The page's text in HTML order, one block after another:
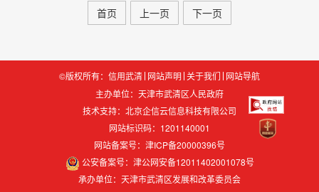
首页 上一页 下一页
©版权所有：信用武清 网站声明 关于我们 网站导航
主办单位：天津市武清区人民政府
技术支持： 北京企信云信息科技有限公司
网站标识码：1201140001
网站备案号：津ICP备20000396号
公安备案号：津公网安备12011402001078号
承办单位：天津市武清区发展和改革委员会